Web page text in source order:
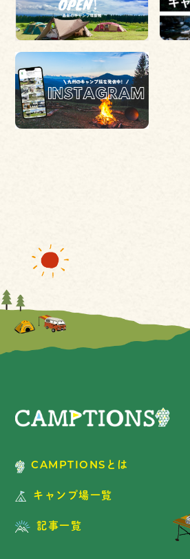
CAMPTIONSとは
キャンプ場一覧
記事一覧